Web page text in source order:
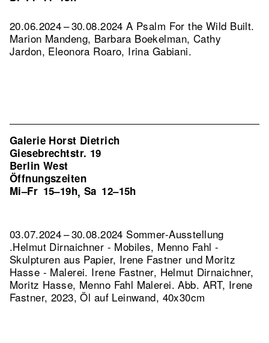
20.06.2024 – 30.08.2024 A Psalm For the Wild Built.
Marion Mandeng, Barbara Boekelman, Cathy
Jardon, Eleonora Roaro, Irina Gabiani.
Galerie Horst Dietrich
Giesebrechtstr. 19
Berlin West
Öffnungszeiten
Mi–Fr 15–19h, Sa 12–15h
03.07.2024 – 30.08.2024 Sommer-Ausstellung
.Helmut Dirnaichner - Mobiles, Menno Fahl -
Skulpturen aus Papier, Irene Fastner und Moritz
Hasse - Malerei. Irene Fastner, Helmut Dirnaichner,
Moritz Hasse, Menno Fahl Malerei.Abb. ART, Irene
Fastner, 2023, Öl auf Leinwand, 40x30cm